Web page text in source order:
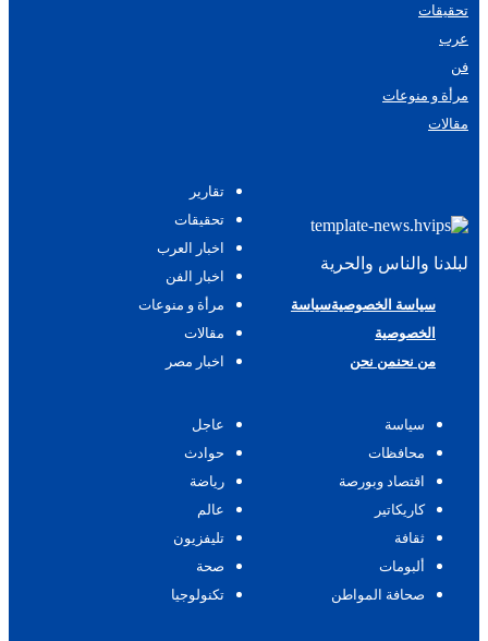
تحقيقات
عرب
فن
مرأة و منوعات
مقالات
لبلدنا والناس والحرية
سياسة الخصوصيةسياسة
الخصوصية
من نحنمن نحن
تقارير
تحقيقات
اخبار العرب
اخبار الفن
مرأة و منوعات
مقالات
اخبار مصر
سياسة
محافظات
اقتصاد وبورصة
كاريكاتير
ثقافة
ألبومات
صحافة المواطن
عاجل
حوادث
رياضة
عالم
تليفزيون
صحة
تكنولوجيا